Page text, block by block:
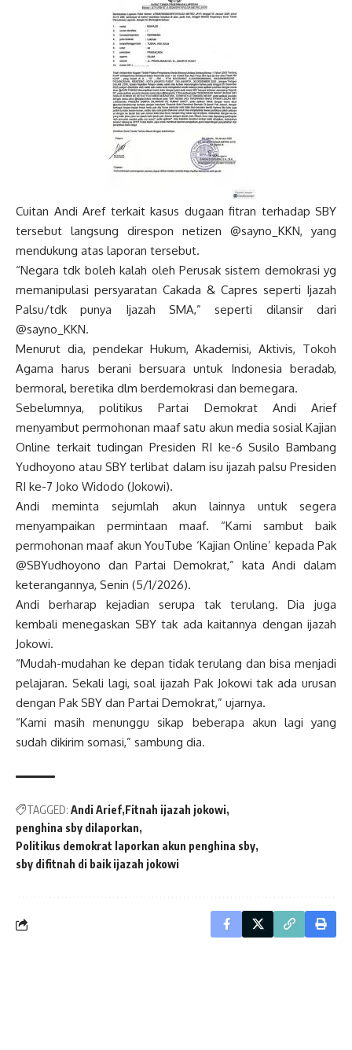
Cuitan Andi Aref terkait kasus dugaan fitran terhadap SBY
tersebut langsung direspon netizen @sayno_KKN, yang
mendukung atas laporan tersebut.
“Negara tdk boleh kalah oleh Perusak sistem demokrasi yg
memanipulasi persyaratan Cakada & Capres seperti Ijazah
Palsu/tdk punya Ijazah SMA,” seperti dilansir dari
@sayno_KKN.
Menurut dia, pendekar Hukum, Akademisi, Aktivis, Tokoh
Agama harus berani bersuara untuk Indonesia beradab,
bermoral, beretika dlm berdemokrasi dan bernegara.
Sebelumnya, politikus Partai Demokrat Andi Arief
menyambut permohonan maaf satu akun media sosial Kajian
Online terkait tudingan Presiden RI ke-6 Susilo Bambang
Yudhoyono atau SBY terlibat dalam isu ijazah palsu Presiden
RI ke-7 Joko Widodo (Jokowi).
Andi meminta sejumlah akun lainnya untuk segera
menyampaikan permintaan maaf. “Kami sambut baik
permohonan maaf akun YouTube ‘Kajian Online’ kepada Pak
@SBYudhoyono dan Partai Demokrat,” kata Andi dalam
keterangannya, Senin (5/1/2026).
Andi berharap kejadian serupa tak terulang. Dia juga
kembali menegaskan SBY tak ada kaitannya dengan ijazah
Jokowi.
“Mudah-mudahan ke depan tidak terulang dan bisa menjadi
pelajaran. Sekali lagi, soal ijazah Pak Jokowi tak ada urusan
dengan Pak SBY dan Partai Demokrat,” ujarnya.
“Kami masih menunggu sikap beberapa akun lagi yang
sudah dikirim somasi,” sambung dia.
TAGGED: Andi Arief Fitnah ijazah jokowi
penghina sby dilaporkan
Politikus demokrat laporkan akun penghina sby
sby difitnah di baik ijazah jokowi